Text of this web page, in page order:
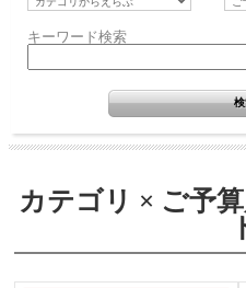
キーワード検索
カテゴリ × ご予